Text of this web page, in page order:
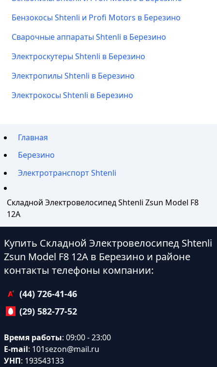
Бензокосы Shtenli и Profi Motors в Березино
Сварочные аппараты Shtenli в Березино
Электроскутеры Shtenli в Березино
Электропилы Shtenli в Березино
Электрокосы Shtenli в Березино
Главная
Березино
Электротранспорт Shtenli
Складной Электровелосипед Shtenli Zsun Model F8
12А
Купить Складной Электровелосипед Shtenli
Zsun Model F8 12А в Березино и районе
контакты телефоны компании:
(44) 726-41-46
(29) 582-77-52
Время работы: 09:00 - 23:00
E-mail: 101sezon@mail.ru
УНП: 193543133